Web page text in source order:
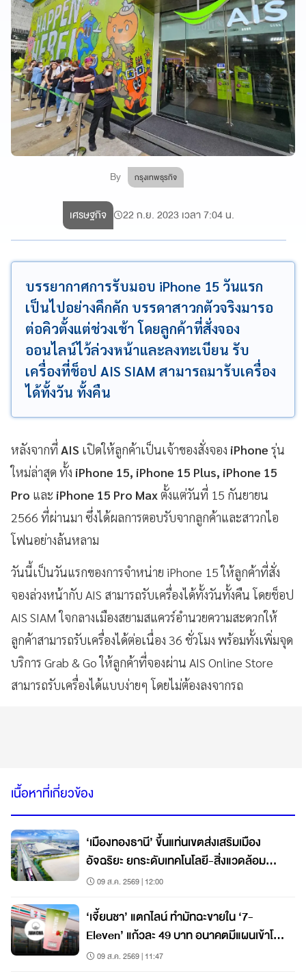
By กรุงเทพธุรกิจ
เศรษฐกิจ 22 ก.ย. 2023 เวลา 7:04 น.
บรรยากาศการรับมอบ iPhone 15 วันแรก
เป็นไปอย่างคึกคัก บรรดาสาวกตัวจริงมารอ
ต่อคิวตั้งแต่ช่วงเช้า โดยลูกค้าที่สั่งจอง
ออนไลน์ไว้ล่วงหน้าและลงทะเบียน รับ
เครื่องที่ช็อป AIS SIAM สามารถมารับเครื่อง
ได้ทั้งวัน ทั้งคืน
หลังจากที่ AIS เปิดให้ลูกค้าเป็นเจ้าของสั่งจอง iPhone รุ่น
ใหม่ล่าสุด ทั้ง iPhone 15, iPhone 15 Plus, iPhone 15
Pro และ iPhone 15 Pro Maxตั้งแต่วันที่ 15 กันยายน
2566 ที่ผ่านมา ซึ่งได้ผลการตอบรับจากลูกค้าและสาวกไอ
โฟนอย่างล้นหลาม
วันนี้เป็นวันแรกของการจำหน่าย iPhone 15 ให้ลูกค้าที่สั่ง
จองล่วงหน้ากับ AIS สามารถรับเครื่องได้ทั้งวันทั้งคืน โดยช็อป
AIS SIAM ใจกลางเมืองสยามสแควร์อำนวยความสะดวกให้
ลูกค้าสามารถรับเครื่องได้ต่อเนื่อง 36 ชั่วโมง พร้อมทั้งเพิ่มจุด
บริการ Grab & Go ให้ลูกค้าที่จองผ่าน AIS Online Store
สามารถรับเครื่องได้แบบง่ายๆ โดยไม่ต้องลงจากรถ
เนื้อหาที่เกี่ยวข้อง
‘เมืองทองธานี’ ขึ้นแท่นเขตส่งเสริมเมือง
อัจฉริยะ ยกระดับเทคโนโลยี-สิ่งแวดล้อม
เคลื่อนเศรษฐกิจ
09 ส.ค. 2569 | 12:00
‘เจี้ยนชา’ แตกไลน์ ทำมัทฉะขายใน ‘7-
Eleven’ แก้วละ 49 บาท อนาคตมีแผนเข้าโม
เดิร์นเทรดต่อ
09 ส.ค. 2569 | 11:47